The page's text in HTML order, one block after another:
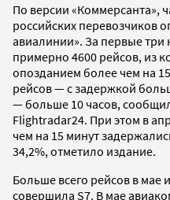
По версии «Коммерсанта»,
российских перевозчиков
авиалинии». За первые
примерно 4600 рейсов, из
опозданием более чем на
рейсов — с задержкой
— больше 10 часов,
Flightradar24. При этом в
чем на 15 минут
34,2%, отметило издание.
Больше всего рейсов в мае
совершила S7. В мае